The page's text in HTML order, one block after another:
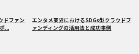
ドファン
...
エンタメ業界におけるSDGs型クラウドフ
ァンディングの活用法と成功事例